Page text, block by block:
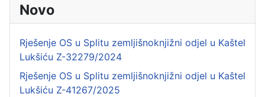
Novo
Rješenje OS u Splitu zemljišnoknjižni odjel u Kaštel
Lukšiću Z-32279/2024
Rješenje OS u Splitu zemljišnoknjižni odjel u Kaštel
Lukšiću Z-41267/2025